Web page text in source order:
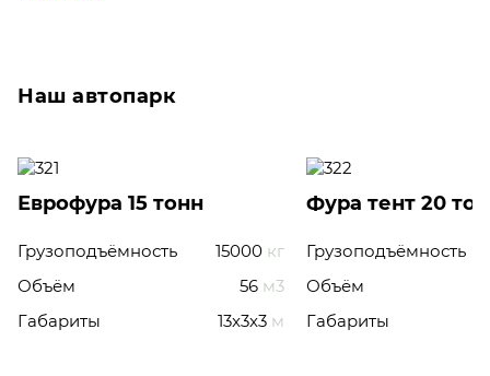
Наш автопарк
Еврофура 15 тонн
Грузоподъёмность 15000 кг
Объём
56 м3
Габариты
13x3x3 м
Фура тент 20
Грузоподъёмность
Объём
Габариты